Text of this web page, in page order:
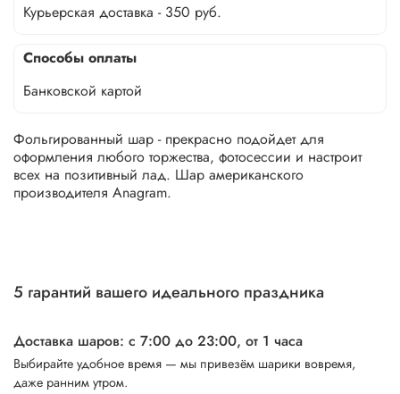
Курьерская доставка - 350 руб.
Способы оплаты
Банковской картой
Фольгированный шар - прекрасно подойдет для
оформления любого торжества, фотосессии и настроит
всех на позитивный лад. Шар американского
производителя Anagram.
5 гарантий вашего идеального праздника
Доставка шаров: с 7:00 до 23:00, от 1 часа
Выбирайте удобное время — мы привезём шарики вовремя,
даже ранним утром.